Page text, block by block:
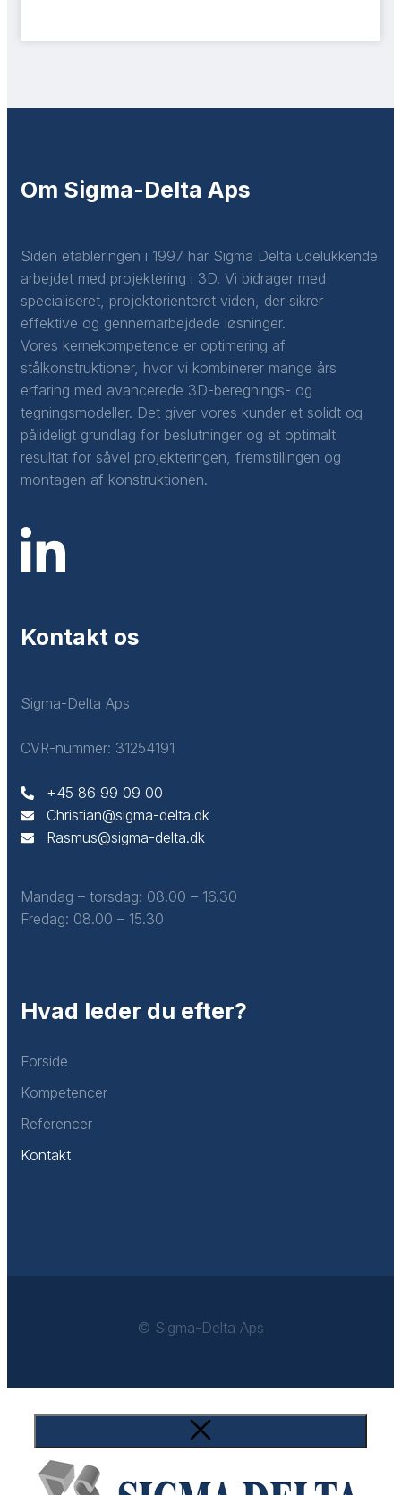
Om Sigma-Delta Aps
Siden etableringen i 1997 har Sigma Delta udelukkende
arbejdet med projektering i 3D. Vi bidrager med
specialiseret, projektorienteret viden, der sikrer
effektive og gennemarbejdede løsninger.
Vores kernekompetence er optimering af
stålkonstruktioner, hvor vi kombinerer mange års
erfaring med avancerede 3D-beregnings- og
tegningsmodeller. Det giver vores kunder et solidt og
pålideligt grundlag for beslutninger og et optimalt
resultat for såvel projekteringen, fremstillingen og
montagen af konstruktionen.
Kontakt os
Sigma-Delta Aps
CVR-nummer: 31254191
+45 86 99 09 00​
Christian@sigma-delta.dk
Rasmus@sigma-delta.dk
Mandag – torsdag: ​08.00 – 16.30
Fredag: ​08.00 – 15.30
Hvad leder du efter?
Forside
Kompetencer
Referencer
Kontakt
© Sigma-Delta Aps